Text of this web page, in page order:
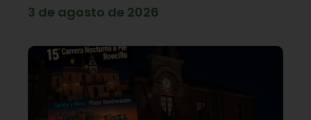
3 de agosto de 2026